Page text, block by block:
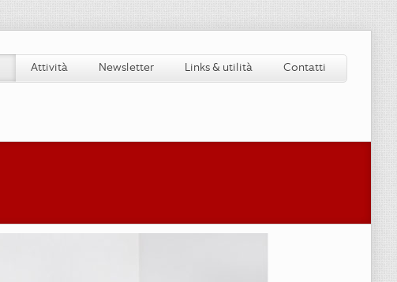
Attività Newsletter Links & utilità Contatti